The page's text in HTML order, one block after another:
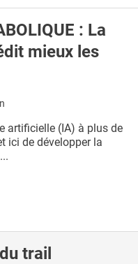
: La
mieux les
artificielle (IA) à plus de
ici de développer la
trail